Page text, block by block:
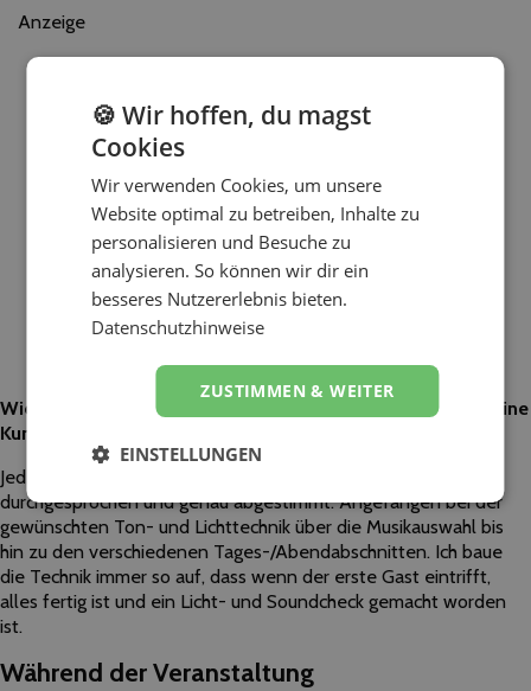
Anzeige
Wie bereitest du einen Auftritt vor und wie beziehst du deine
Kunden dabei ein?
Jede Veranstaltung wird mit dem Kunden vorher
durchgesprochen und genau abgestimmt. Angefangen bei der
gewünschten Ton- und Lichttechnik über die Musikauswahl bis
hin zu den verschiedenen Tages-/Abendabschnitten. Ich baue
die Technik immer so auf, dass wenn der erste Gast eintrifft,
alles fertig ist und ein Licht- und Soundcheck gemacht worden
ist.
Während der Veranstaltung
🍪 Wir hoffen, du magst
Cookies
Wir verwenden Cookies, um unsere
Website optimal zu betreiben, Inhalte zu
personalisieren und Besuche zu
analysieren. So können wir dir ein
besseres Nutzererlebnis bieten.
Datenschutzhinweise
ZUSTIMMEN & WEITER
EINSTELLUNGEN